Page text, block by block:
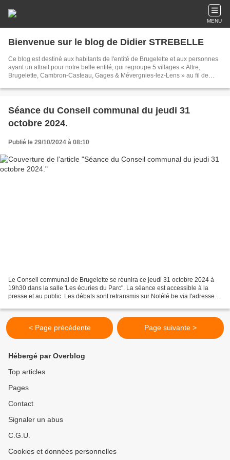
MENU
Bienvenue sur le blog de Didier STREBELLE
Ce blog est destiné aux habitants de l'entité de Brugelette et aux personnes
ayant un attrait pour notre belle entité, qui regroupe 5 villages « Attre,
Brugelette, Cambron-Casteau, Gages & Mévergnies-lez-Lens » au fil de
administration, sa gestion, ses villages, ses projets. Des photos anciennes,
passé de notre cité sucrière. Merci de votre visite.
Séance du Conseil communal du jeudi 31
octobre 2024.
Publié le 29/10/2024 à 08:10
Le Conseil communal de Brugelette se réunira ce jeudi 31 octobre 2024 à
19h30 dans la salle 'Les écuries du Parc". La séance est accessible à la
presse et au public. Les débats sont retransmis sur Notélé.be via l'adresse :
< Page précédente Page suivante >
Hébergé par Overblog
Top articles
Pages
Contact
Signaler un abus
C.G.U.
Cookies et données personnelles